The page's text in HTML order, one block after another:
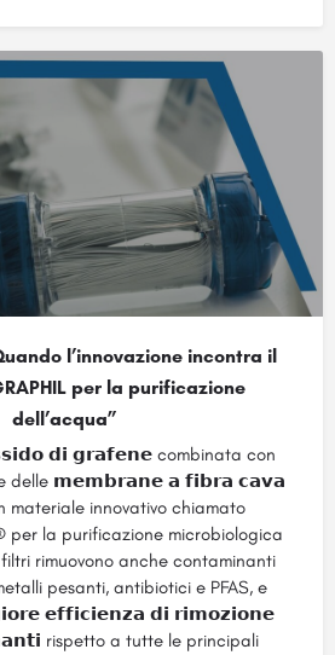
l’innovazione incontra il
per la purificazione
dell’acqua”
𝗱𝗶 𝗴𝗿𝗮𝗳𝗲𝗻𝗲 combinata con
delle 𝗺𝗲𝗺𝗯𝗿𝗮𝗻𝗲 𝗮 𝗳𝗶𝗯𝗿𝗮 𝗰𝗮𝘃𝗮
innovativo chiamato
la purificazione microbiologica
rimuovono anche contaminanti
pesanti, antibiotici e PFAS, e
𝗲𝗳𝗳𝗶𝗰𝗶𝗲𝗻𝘇𝗮 𝗱𝗶 𝗿𝗶𝗺𝗼𝘇𝗶𝗼𝗻𝗲
rispetto a tutte le principali